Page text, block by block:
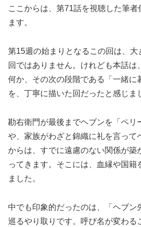
ここからは、第71話を視聴した筆者
ます。
第15週の始まりとなるこの回は、大
回ではありません。けれども本話は
何か、その次の段階である「一緒に
を、丁寧に描いた回だったと感じま
勘右衛門が最後までヘブンを「ペリ
や、家族がわざと錦織に礼を言って
からは、すでに遠慮のない関係が築
ってきます。そこには、血縁や国籍
ました。
中でも印象的だったのは、「ヘブン
巡るやり取りです。呼び名が変わる